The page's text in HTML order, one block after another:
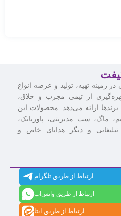
تهیه، تولید و عرضه انواع
از تیمی مجرب و خلاق،
ارائه می‌دهد. محصولات این
ماگ، ست مدیریتی، پاوربانک،
و دیگر هدایای خاص و
ارتباط از طریق تلگرام
ارتباط از طریق واتس‌اپ
ارتباط از طریق ایتا